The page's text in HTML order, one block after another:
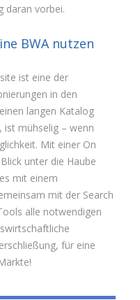
daran vorbei.
BWA nutzen
ist eine der
in den
langen Katalog
ist mühselig – wenn
Mit einer On
unter die Haube
mit einem
mit der Search
alle notwendigen
für eine